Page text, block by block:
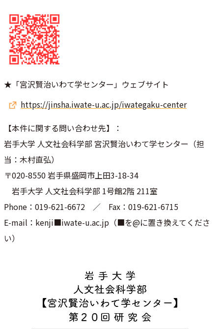
★「宮沢賢治いわて学センター」ウェブサイト
https://jinsha.iwate-u.ac.jp/iwategaku-center
【本件に関する問い合わせ先】：
岩手大学 人文社会科学部 宮沢賢治いわて学センター（担
当：木村直弘）
〒020-8550 岩手県盛岡市上田3-18-34
岩手大学 人文社会科学部 1号館2階 211室
Phone：019-621-6672 ／ Fax：019-621-6715
E-mail：kenji■iwate-u.ac.jp（■を@に置き換えてくださ
い）